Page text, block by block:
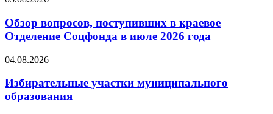
Обзор вопросов, поступивших в краевое
Отделение Соцфонда в июле 2026 года
04.08.2026
Избирательные участки муниципального
образования